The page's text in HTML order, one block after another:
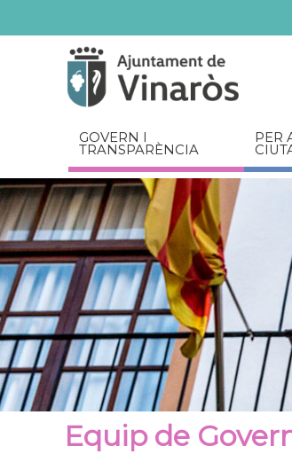
relacionats
GOVERN I
TRANSPARÈNCIA
PER
Equip de